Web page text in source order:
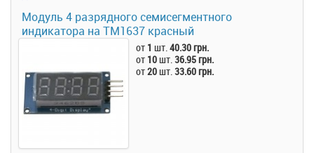
Модуль 4 разрядного семисегментного
индикатора на TM1637 красный
от 1 шт.40.30 грн.
от 10шт.36.95 грн.
от20шт.33.60 грн.